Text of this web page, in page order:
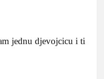
jednu djevojcicu i ti